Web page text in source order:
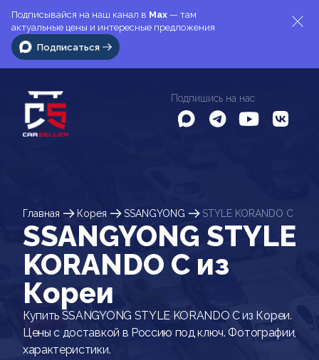
Подписывайся на наш канал в Max — там
актуальные цены и интересные предложения
Подписаться
Подпишись на нас
Главная Корея SSANGYONG STYLE KORANDO C
SSANGYONG STYLE
KORANDO C из
Кореи
Купить SSANGYONG STYLE KORANDO C из Кореи.
Цены с доставкой в Россию под ключ. Фотографии,
характеристики.